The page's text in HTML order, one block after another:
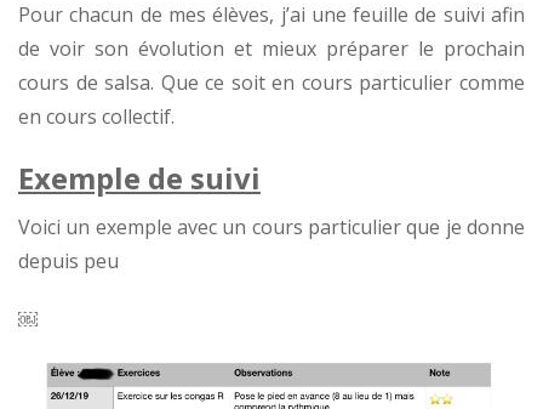
Pour chacun de mes élèves, j’ai une feuille de suivi afin
de voir son évolution et mieux préparer le prochain
cours de salsa. Que ce soit en cours particulier comme
en cours collectif.
Exemple de suivi
Voici un exemple avec un cours particulier que je donne
depuis peu
￼